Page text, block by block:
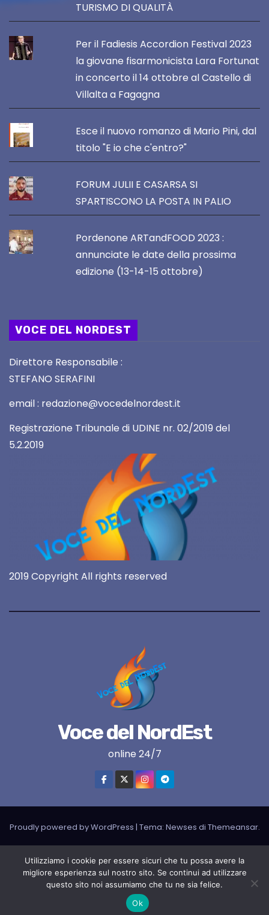
TURISMO DI QUALITÀ
Per il Fadiesis Accordion Festival 2023
la giovane fisarmonicista Lara Fortunat
in concerto il 14 ottobre al Castello di
Villalta a Fagagna
Esce il nuovo romanzo di Mario Pini, dal
titolo "E io che c'entro?"
FORUM JULII E CASARSA SI
SPARTISCONO LA POSTA IN PALIO
Pordenone ARTandFOOD 2023 :
annunciate le date della prossima
edizione (13-14-15 ottobre)
VOCE DEL NORDEST
Direttore Responsabile :
STEFANO SERAFINI
email : redazione@vocedelnordest.it
Registrazione Tribunale di UDINE nr. 02/2019 del
5.2.2019
2019 Copyright All rights reserved
Voce del NordEst
online 24/7
Proudly powered by WordPress | Tema: Newses di Themeansar.
LIVE RADIO
RADIONORDEST
Il mio account
SPORT FURLAN PAR FURLAN – In collaborazione con A.S.F.
Utilizziamo i cookie per essere sicuri che tu possa avere la
migliore esperienza sul nostro sito. Se continui ad utilizzare
questo sito noi assumiamo che tu ne sia felice.
Ok